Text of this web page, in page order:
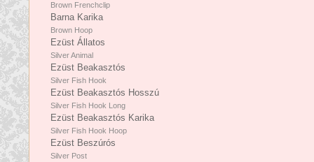
Brown Frenchclip
Barna Karika
Brown Hoop
Ezüst Állatos
Silver Animal
Ezüst Beakasztós
Silver Fish Hook
Ezüst Beakasztós Hosszú
Silver Fish Hook Long
Ezüst Beakasztós Karika
Silver Fish Hook Hoop
Ezüst Beszúrós
Silver Post